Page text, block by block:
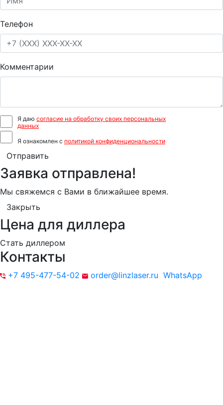
Телефон
Комментарии
Я даю согласие на обработку своих персональных
данных
Я ознакомлен с политикой конфиденциональности
Отправить
Заявка отправлена!
Мы свяжемся с Вами в ближайшее время.
Закрыть
Цена для диллера
Стать диллером
Контакты
+7 495-477-54-02 order@linzlaser.ru WhatsApp